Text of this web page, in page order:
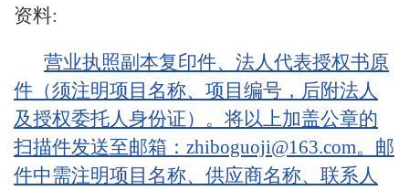
资料:
营业执照副本复印件、法人代表授权书原
件（须注明项目名称、项目编号，后附法人
及授权委托人身份证）。将以上加盖公章的
扫描件发送至邮箱：zhiboguoji@163.com。邮
件中需注明项目名称、供应商名称、联系人